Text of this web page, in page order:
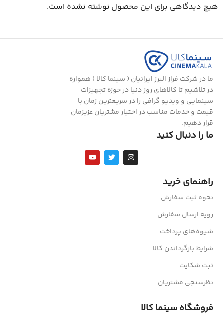
هیچ دیدگاهی برای این محصول نوشته نشده است.
ما در شرکت فراز البرز ایرانیان ( سینما کالا ) همواره
در تلاشیم تا کالاهای روز دنیا در حوزه تجهیزات
سینمایی و ویدیو گرافی را در سریعترین زمان با
قیمت و خدمات مناسب در اختیار مشتریان عزیزمان
قرار دهیم.
ما را دنبال کنید
راهنمای خرید
نحوه ثبت سفارش
رویه ارسال سفارش
شیوه‌های پرداخت
شرایط بازگرداندن کالا
ثبت شکایت
نظرسنجی مشتریان
فروشگاه سینما کالا